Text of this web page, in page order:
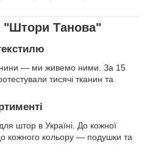
Танова"
— ми живемо ними. За 15
тисячі тканин та
штор в Україні. До кожної
кожного кольору — подушки та